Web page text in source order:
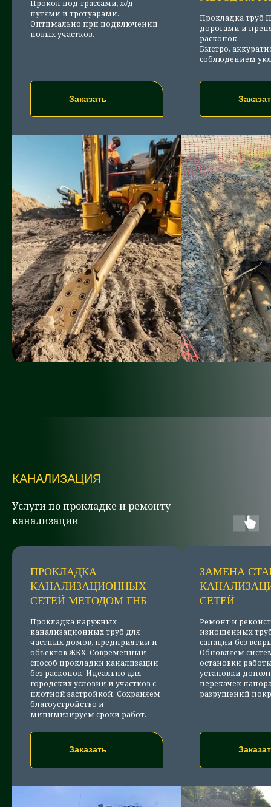
Прокол под трассами, ж/д
путями и тротуарами.
Оптимально при подключении
новых участков.
Заказать
Прокладка труб
дорогами и
раскопок.
Быстро,
соблюдением
КАНАЛИЗАЦИЯ
Услуги по прокладке и ремонту
канализации
ПРОКЛАДКА
КАНАЛИЗАЦИОННЫХ
СЕТЕЙ МЕТОДОМ ГНБ
Прокладка наружных
канализационных труб для
частных домов, предприятий и
объектов ЖКХ. Современный
способ прокладки канализации
без раскопок. Идеально для
городских условий и участков с
плотной застройкой. Сохраняем
благоустройство и
минимизируем сроки работ.
Заказать
ЗАМЕНА
СЕТЕЙ
Ремонт и
изношенных
санации без
Обновляем
остановки
установки
перекачек
разрушений